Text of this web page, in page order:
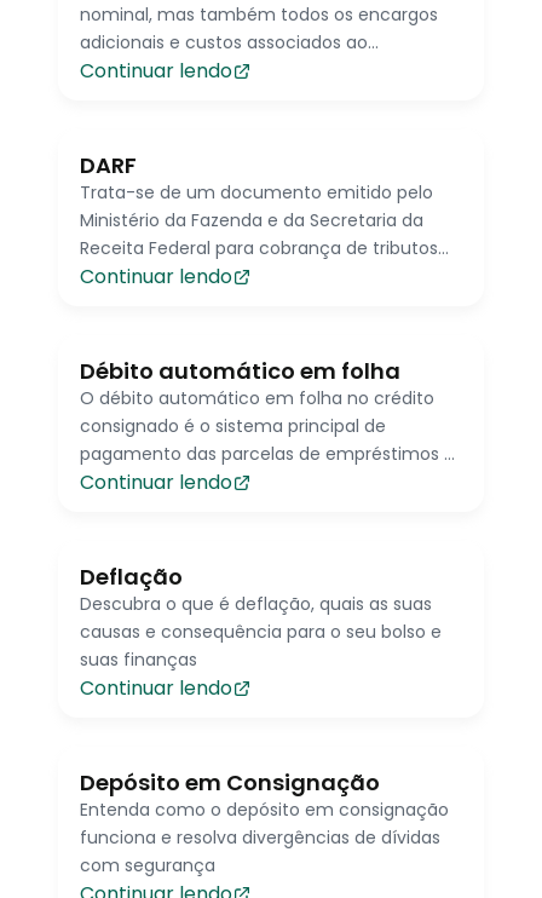
nominal, mas também todos os encargos
adicionais e custos associados ao
empréstimo.
Continuar lendo
DARF
Trata-se de um documento emitido pelo
Ministério da Fazenda e da Secretaria da
Receita Federal para cobrança de tributos
administrados por esses órgãos.
Continuar lendo
Débito automático em folha
O débito automático em folha no crédito
consignado é o sistema principal de
pagamento das parcelas de empréstimos e
fatura de cartões consignados
Continuar lendo
Deflação
Descubra o que é deflação, quais as suas
causas e consequência para o seu bolso e
suas finanças
Continuar lendo
Depósito em Consignação
Entenda como o depósito em consignação
funciona e resolva divergências de dívidas
com segurança